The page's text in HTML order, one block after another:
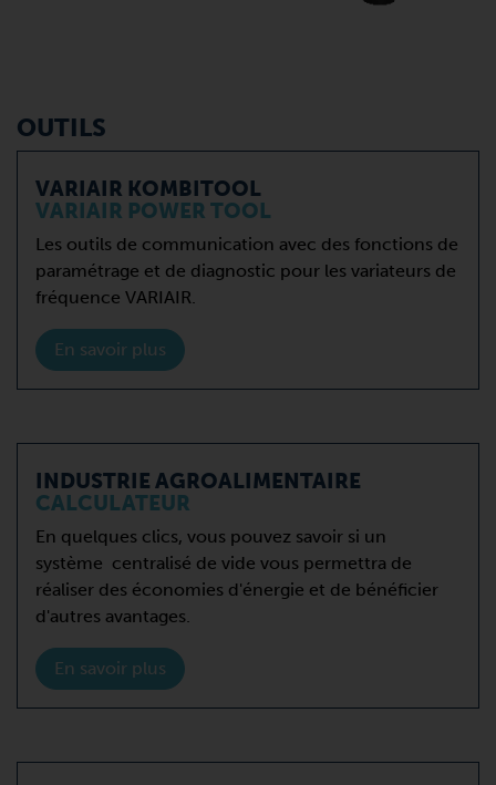
OUTILS
VARIAIR KOMBITOOL
VARIAIR POWER TOOL
Les outils de communication avec des fonctions de
paramétrage et de diagnostic pour les variateurs de
fréquence VARIAIR.
En savoir plus
INDUSTRIE AGROALIMENTAIRE
CALCULATEUR
En quelques clics, vous pouvez savoir si un
système centralisé de vide vous permettra de
réaliser des économies d'énergie et de bénéficier
d'autres avantages.
En savoir plus